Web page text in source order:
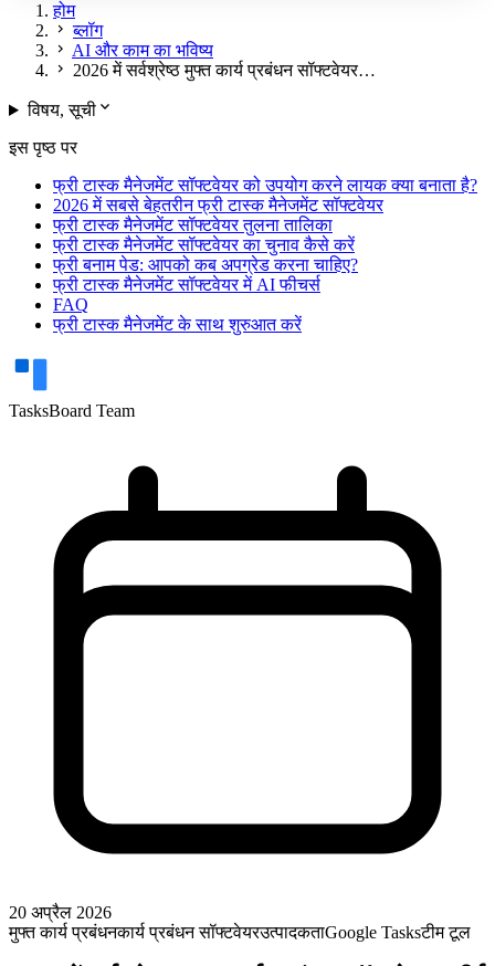
होम
chevron_right ब्लॉग
chevron_right AI और काम का भविष्य
chevron_right 2026 में सर्वश्रेष्ठ मुफ्त कार्य प्रबंधन सॉफ्टवेयर…
विषय, सूचीexpand_more
इस पृष्ठ पर
फ्री टास्क मैनेजमेंट सॉफ्टवेयर को उपयोग करने लायक क्या बनाता है?
2026 में सबसे बेहतरीन फ्री टास्क मैनेजमेंट सॉफ्टवेयर
फ्री टास्क मैनेजमेंट सॉफ्टवेयर तुलना तालिका
फ्री टास्क मैनेजमेंट सॉफ्टवेयर का चुनाव कैसे करें
फ्री बनाम पेड: आपको कब अपग्रेड करना चाहिए?
फ्री टास्क मैनेजमेंट सॉफ्टवेयर में AI फीचर्स
FAQ
फ्री टास्क मैनेजमेंट के साथ शुरुआत करें
TasksBoard Team
20 अप्रैल 2026
मुफ्त कार्य प्रबंधनकार्य प्रबंधन सॉफ्टवेयरउत्पादकताGoogle Tasksटीम टूल